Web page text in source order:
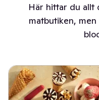
Här hittar du allt
matbutiken,